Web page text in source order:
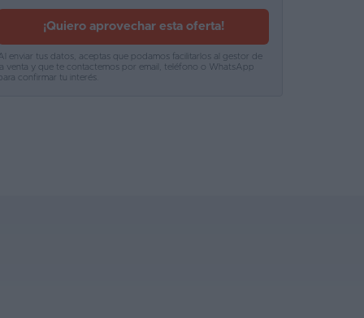
¡Quiero aprovechar esta oferta!
enviar tus datos, aceptas que podamos facilitarlos al gestor de
venta y que te contactemos por email, teléfono o WhatsApp
confirmar tu interés.